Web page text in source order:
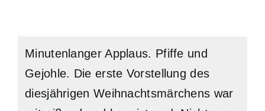
Minutenlanger Applaus. Pfiffe und
Gejohle. Die erste Vorstellung des
diesjährigen Weihnachtsmärchens war